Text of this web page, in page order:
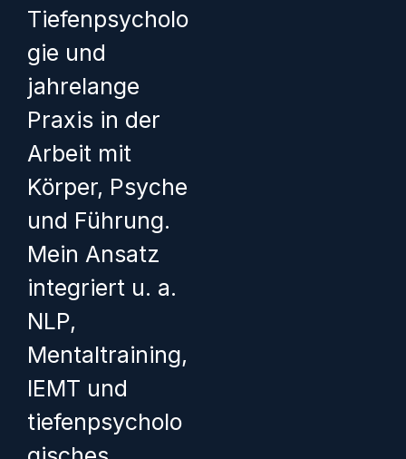
Tiefenpsycholo
gie und
jahrelange
Praxis in der
Arbeit mit
Körper, Psyche
und Führung.
Mein Ansatz
integriert u. a.
NLP,
Mentaltraining,
IEMT und
tiefenpsycholo